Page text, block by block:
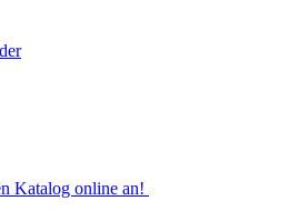
Katalog online an!